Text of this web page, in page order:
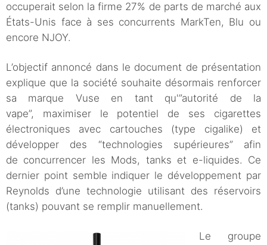
occuperait selon la firme 27% de parts de marché aux
États-Unis face à ses concurrents MarkTen, Blu ou
encore NJOY.
L’objectif annoncé dans le document de présentation
explique que la société souhaite désormais renforcer
sa marque Vuse en tant qu'”autorité de la
vape”, maximiser le potentiel de ses cigarettes
électroniques avec cartouches (type cigalike) et
développer des “technologies supérieures” afin
de concurrencer les Mods, tanks et e-liquides. Ce
dernier point semble indiquer le développement par
Reynolds d’une technologie utilisant des réservoirs
(tanks) pouvant se remplir manuellement.
Le groupe